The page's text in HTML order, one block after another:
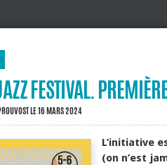
FESTIVAL.
LE 16 MARS 2024
L’initiative
(on n’est